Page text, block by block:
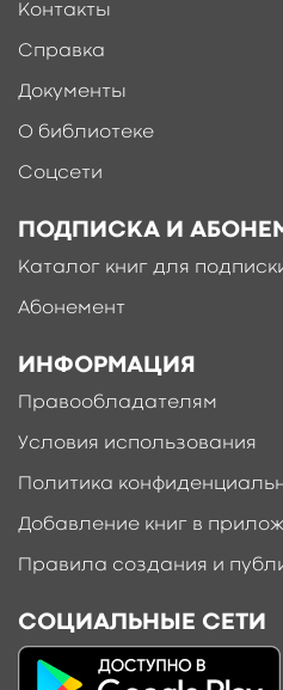
Ещё больше
Контакты
Справка
Документы
О библиотеке
Соцсети
ПОДПИСКА И
Каталог книг для
Абонемент
ИНФОРМАЦИЯ
Правообладателям
Условия использования
Политика
Добавление книг в
Правила создания и
СОЦИАЛЬНЫЕ СЕТИ